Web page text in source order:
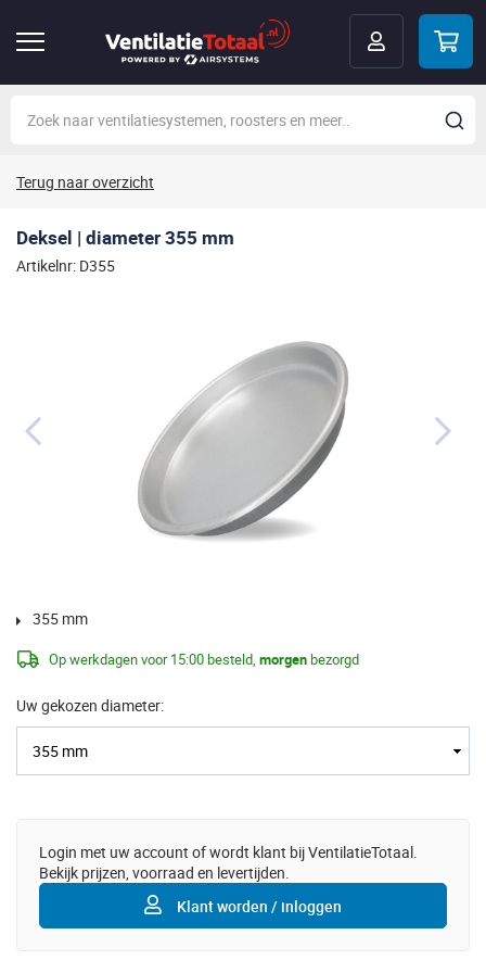
Terug naar overzicht
Deksel | diameter 355 mm
Artikelnr: D355
Op werkdagen voor 15:00 besteld, morgenbezorgd
Uw gekozen diameter:
355 mm
Login met uw account of wordt klant bij VentilatieTotaal.
Bekijk prijzen, voorraad en levertijden.
Klant worden / inloggen